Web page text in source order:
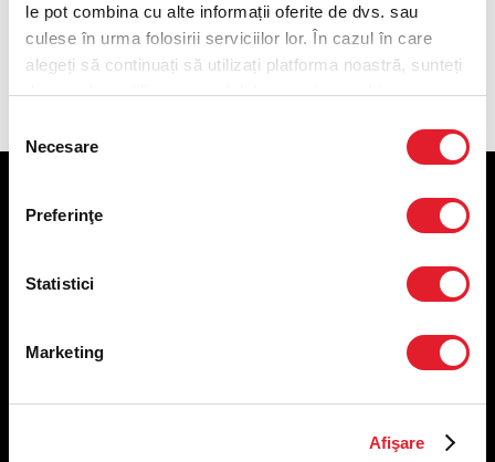
le pot combina cu alte informații oferite de dvs. sau
culese în urma folosirii serviciilor lor. În cazul în care
alegeți să continuați să utilizați platforma noastră, sunteți
de acord cu utilizarea modulelor noastre cookie.
consimțământului
Necesare
Preferinţe
Statistici
Marketing
Afişare
Sprite 0.4L
KFC
Meniu ridicare
Abonare Newsletter